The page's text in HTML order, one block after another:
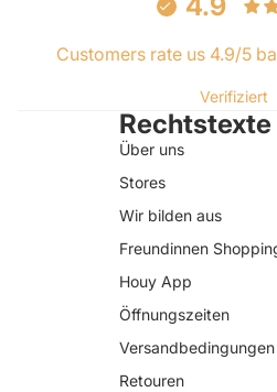
Customers rate us 4.9/5
Verifiziert
Rechtstexte
Über uns
Stores
Wir bilden aus
Freundinnen
Houy App
Öffnungszeiten
Versandbedingungen
Retouren